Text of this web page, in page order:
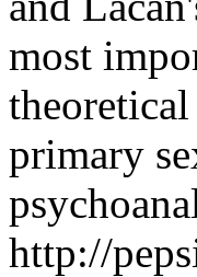
most
primary
http://